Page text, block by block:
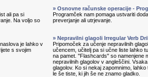
ali pa si
Na voljo so
» Osnovne računske operacije -
Programček nam pomaga ustvariti
preverjanje ali utrjevanje.
je lahko v
s svojim
» Nepravilni glagoli Irregular Verb
Pripomoček za učenje nepravilnih
učencem, učitelj pa si učne liste lahko
na pamet. "Flashcards" so namenjene
nepravilnih glagolov v angleščini.
glagolov. Ko si nekaj zapomnimo,
le še tiste, ki jih še ne znamo gladko.